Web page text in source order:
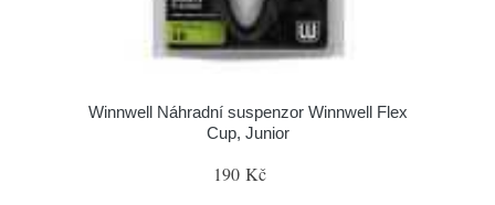
Winnwell Náhradní suspenzor Winnwell Flex
Cup, Junior
190 Kč